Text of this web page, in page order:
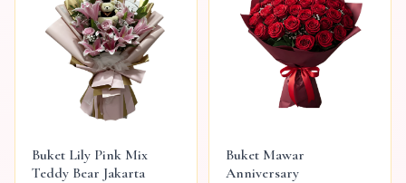
Buket Lily Pink Mix
Teddy Bear Jakarta
Buket Mawar
Anniversary